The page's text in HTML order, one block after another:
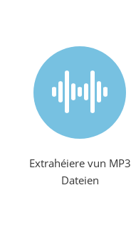
Extrahéiere vun MP3
Dateien